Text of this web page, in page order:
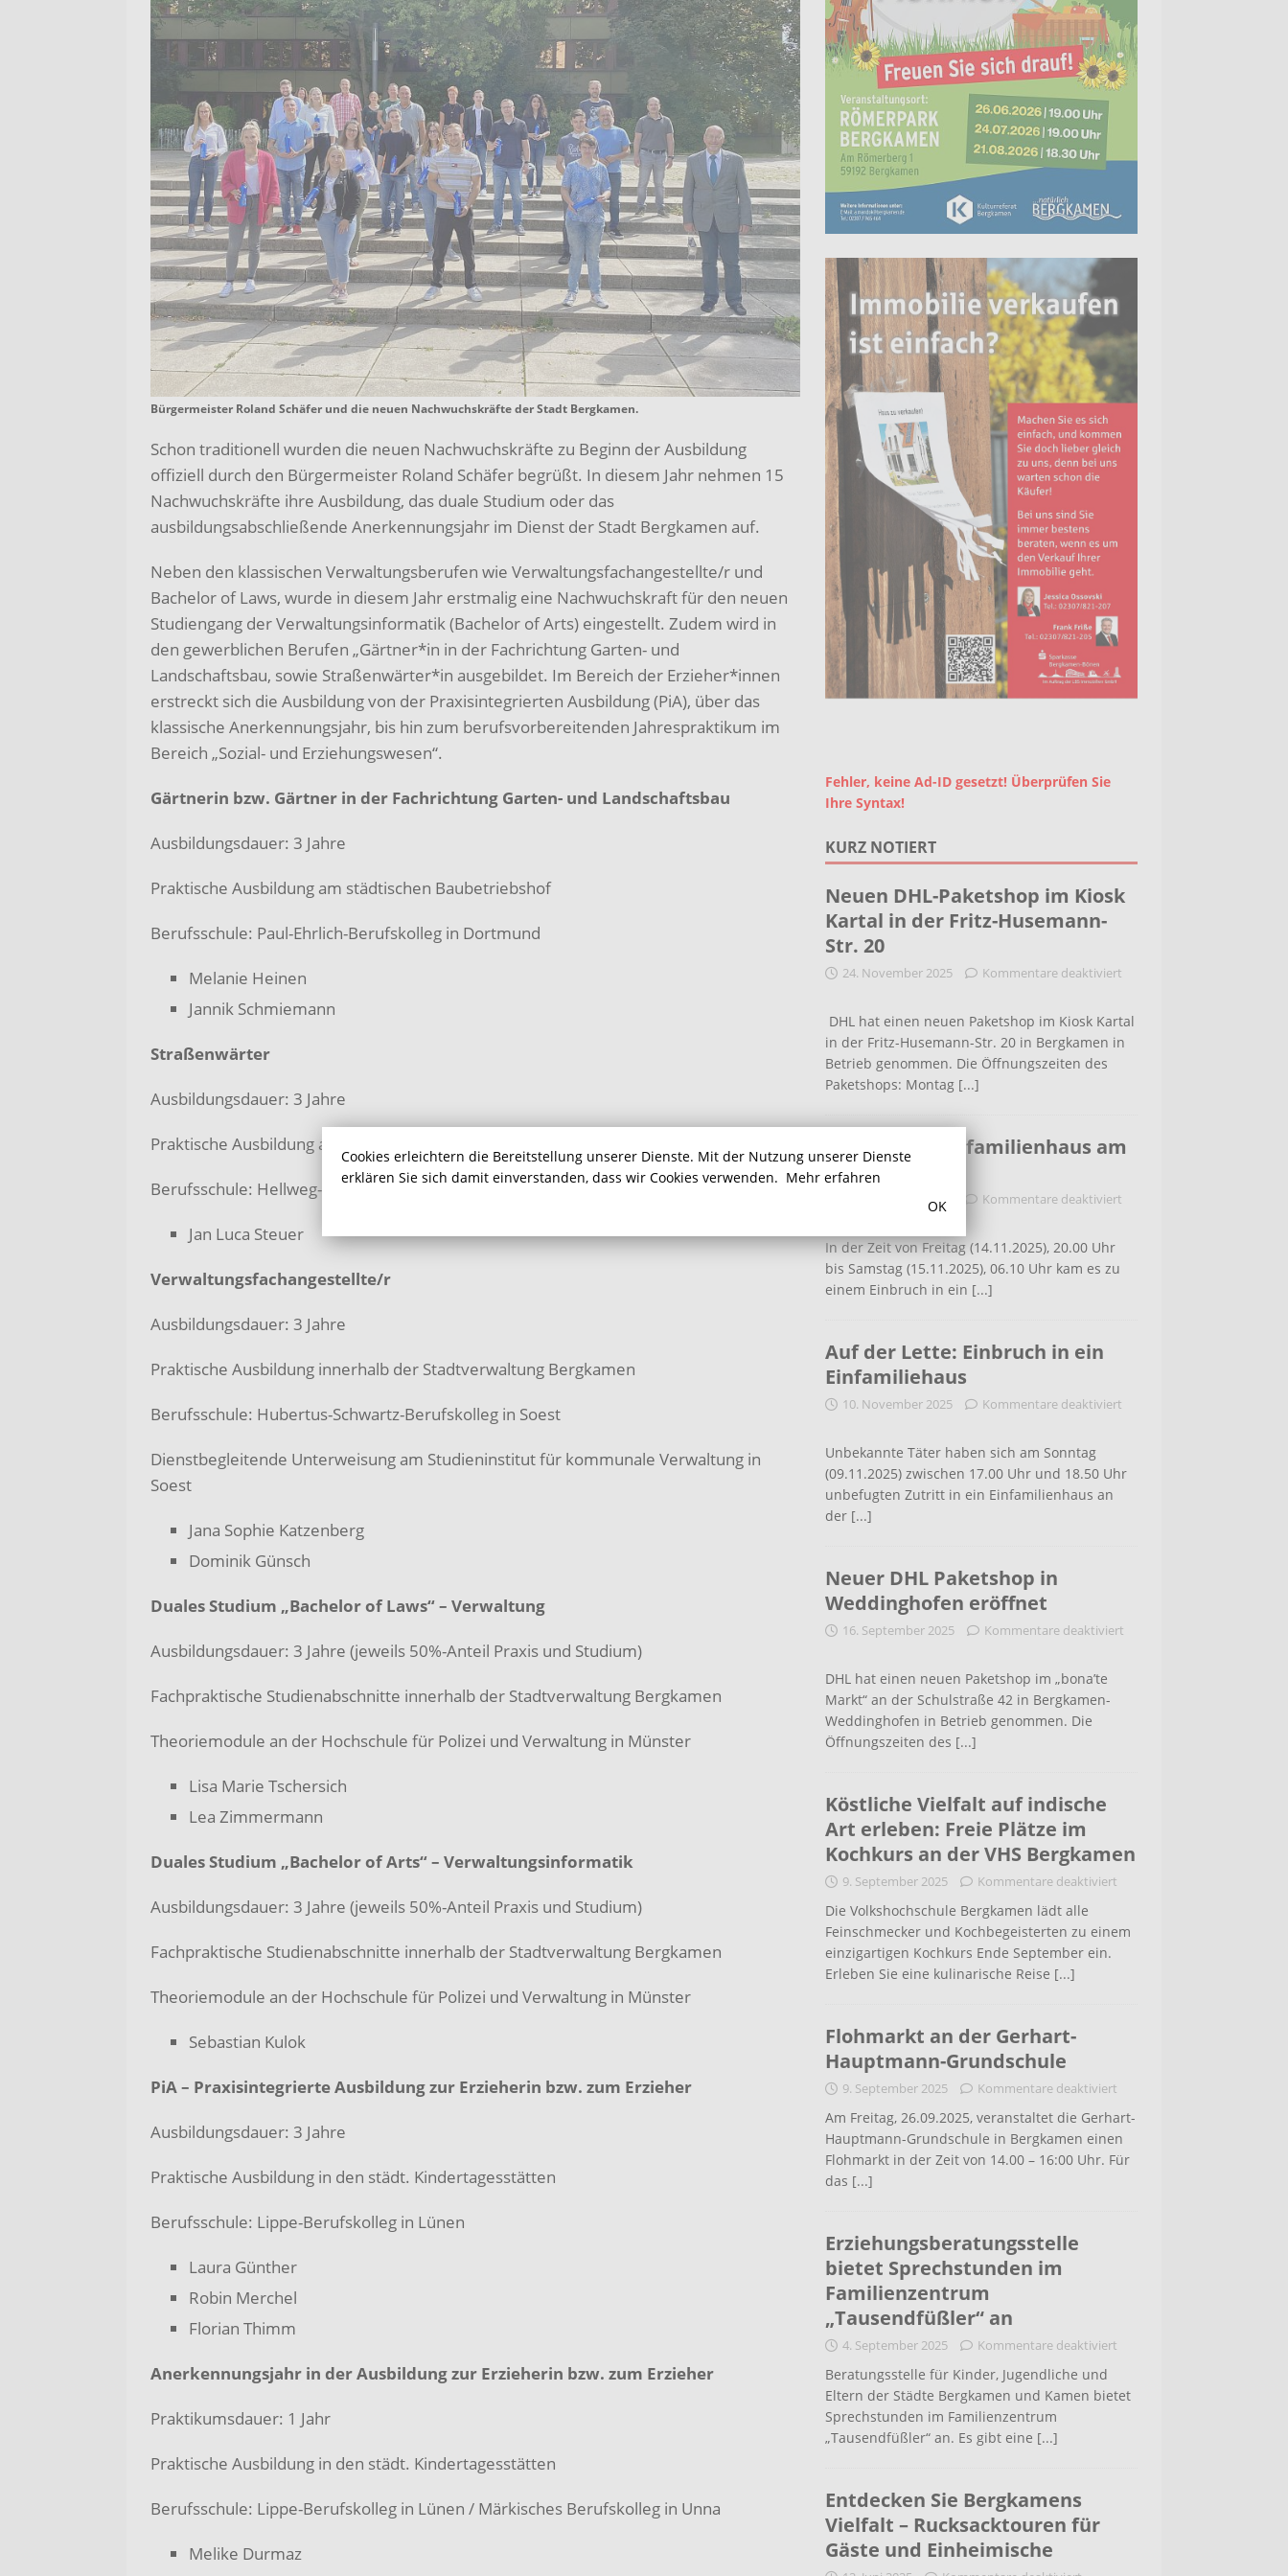
Bürgermeister Roland Schäfer und die neuen Nachwuchskräfte der Stadt Bergkamen.
Schon traditionell wurden die neuen Nachwuchskräfte zu Beginn der Ausbildung
offiziell durch den Bürgermeister Roland Schäfer begrüßt. In diesem Jahr nehmen 15
Nachwuchskräfte ihre Ausbildung, das duale Studium oder das
ausbildungsabschließende Anerkennungsjahr im Dienst der Stadt Bergkamen auf.
Neben den klassischen Verwaltungsberufen wie Verwaltungsfachangestellte/r und
Bachelor of Laws, wurde in diesem Jahr erstmalig eine Nachwuchskraft für den neuen
Studiengang der Verwaltungsinformatik (Bachelor of Arts) eingestellt. Zudem wird in
den gewerblichen Berufen „Gärtner*in in der Fachrichtung Garten- und
Landschaftsbau, sowie Straßenwärter*in ausgebildet. Im Bereich der Erzieher*innen
erstreckt sich die Ausbildung von der Praxisintegrierten Ausbildung (PiA), über das
klassische Anerkennungsjahr, bis hin zum berufsvorbereitenden Jahrespraktikum im
Bereich „Sozial- und Erziehungswesen“.
Gärtnerin bzw. Gärtner in der Fachrichtung Garten- und Landschaftsbau
Ausbildungsdauer: 3 Jahre
Praktische Ausbildung am städtischen Baubetriebshof
Berufsschule: Paul-Ehrlich-Berufskolleg in Dortmund
Melanie Heinen
Jannik Schmiemann
Straßenwärter
Ausbildungsdauer: 3 Jahre
Praktische Ausbildung am städtischen Baubetriebshof
Berufsschule: Hellweg-Berufskolleg in Unna
Jan Luca Steuer
Verwaltungsfachangestellte/r
Ausbildungsdauer: 3 Jahre
Praktische Ausbildung innerhalb der Stadtverwaltung Bergkamen
Berufsschule: Hubertus-Schwartz-Berufskolleg in Soest
Dienstbegleitende Unterweisung am Studieninstitut für kommunale Verwaltung in
Soest
Jana Sophie Katzenberg
Dominik Günsch
Duales Studium „Bachelor of Laws“ – Verwaltung
Ausbildungsdauer: 3 Jahre (jeweils 50%-Anteil Praxis und Studium)
Fachpraktische Studienabschnitte innerhalb der Stadtverwaltung Bergkamen
Theoriemodule an der Hochschule für Polizei und Verwaltung in Münster
Lisa Marie Tschersich
Lea Zimmermann
Duales Studium „Bachelor of Arts“ – Verwaltungsinformatik
Ausbildungsdauer: 3 Jahre (jeweils 50%-Anteil Praxis und Studium)
Fachpraktische Studienabschnitte innerhalb der Stadtverwaltung Bergkamen
Theoriemodule an der Hochschule für Polizei und Verwaltung in Münster
Sebastian Kulok
PiA – Praxisintegrierte Ausbildung zur Erzieherin bzw. zum Erzieher
Ausbildungsdauer: 3 Jahre
Praktische Ausbildung in den städt. Kindertagesstätten
Berufsschule: Lippe-Berufskolleg in Lünen
Laura Günther
Robin Merchel
Florian Thimm
Anerkennungsjahr in der Ausbildung zur Erzieherin bzw. zum Erzieher
Praktikumsdauer: 1 Jahr
Praktische Ausbildung in den städt. Kindertagesstätten
Berufsschule: Lippe-Berufskolleg in Lünen / Märkisches Berufskolleg in Unna
Melike Durmaz
Fehler, keine Ad-ID gesetzt! Überprüfen Sie
Ihre Syntax!
KURZ NOTIERT
Neuen DHL-Paketshop im Kiosk
Kartal in der Fritz-Husemann-
Str. 20
24. November 2025 Kommentare deaktiviert
DHL hat einen neuen Paketshop im Kiosk Kartal
in der Fritz-Husemann-Str. 20 in Bergkamen in
Betrieb genommen. Die Öffnungszeiten des
Paketshops: Montag [...]
Einbruch in Einfamilienhaus am
Haldenweg
16. November 2025 Kommentare deaktiviert
In der Zeit von Freitag (14.11.2025), 20.00 Uhr
bis Samstag (15.11.2025), 06.10 Uhr kam es zu
einem Einbruch in ein [...]
Auf der Lette: Einbruch in ein
Einfamiliehaus
10. November 2025 Kommentare deaktiviert
Unbekannte Täter haben sich am Sonntag
(09.11.2025) zwischen 17.00 Uhr und 18.50 Uhr
unbefugten Zutritt in ein Einfamilienhaus an
der [...]
Neuer DHL Paketshop in
Weddinghofen eröffnet
16. September 2025 Kommentare deaktiviert
DHL hat einen neuen Paketshop im „bona’te
Markt“ an der Schulstraße 42 in Bergkamen-
Weddinghofen in Betrieb genommen. Die
Öffnungszeiten des [...]
Köstliche Vielfalt auf indische
Art erleben: Freie Plätze im
Kochkurs an der VHS Bergkamen
9. September 2025 Kommentare deaktiviert
Die Volkshochschule Bergkamen lädt alle
Feinschmecker und Kochbegeisterten zu einem
einzigartigen Kochkurs Ende September ein.
Erleben Sie eine kulinarische Reise [...]
Flohmarkt an der Gerhart-
Hauptmann-Grundschule
9. September 2025 Kommentare deaktiviert
Am Freitag, 26.09.2025, veranstaltet die Gerhart-
Hauptmann-Grundschule in Bergkamen einen
Flohmarkt in der Zeit von 14.00 – 16:00 Uhr. Für
das [...]
Erziehungsberatungsstelle
bietet Sprechstunden im
Familienzentrum
„Tausendfüßler“ an
4. September 2025 Kommentare deaktiviert
Beratungsstelle für Kinder, Jugendliche und
Eltern der Städte Bergkamen und Kamen bietet
Sprechstunden im Familienzentrum
„Tausendfüßler“ an. Es gibt eine [...]
Entdecken Sie Bergkamens
Vielfalt – Rucksacktouren für
Gäste und Einheimische
Cookies erleichtern die Bereitstellung unserer Dienste. Mit der Nutzung unserer Dienste
erklären Sie sich damit einverstanden, dass wir Cookies verwenden. Mehr erfahren
OK